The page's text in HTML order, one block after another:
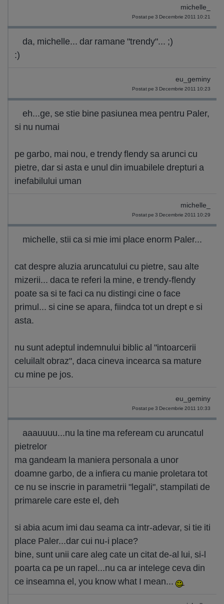
michelle_
Postat pe 3 Decembrie 2011 10:21
da, michelle... dar ramane "trendy"... ;)
:)
eu_geminy
Postat pe 3 Decembrie 2011 10:23
eh...ge, se stie bine pasiunea mea pentru Paler,
si nu numai
pe garbo, mai nou, e trendy flendy sa arunci cu
pietre, dar si asta e unul din imuabilele drepturi a
inefabilului uman
michelle_
Postat pe 3 Decembrie 2011 10:29
michelle, stii ca si mie imi place enorm Paler...
cat despre aluzia aruncatului cu pietre, sau alte
mizerii... daca te referi la mine, e trendy-flendy
poate sa si te faci ca nu distingi cine o face
primul... si cine se apara, fiindca tot un drept e si
asta.
nu sunt adeptul indemnului biblic al "intoarcerii
celuilalt obraz", daca cineva incearca sa mature
cu mine pe jos.
eu_geminy
Postat pe 3 Decembrie 2011 10:33
aaauuuu...nu la tine ma refeream cu aruncatul
pietrelor
ma gandeam la maniera personala a unor
doamne garbo, de a infiera cu manie proletara tot
ce nu se inscrie in parametrii "legali", stampilati de
primarele care este el, deh
si abia acum imi dau seama ca intr-adevar, si tie iti
place Paler...dar cui nu-i place?
bine, sunt unii care aleg cate un citat de-al lui, si-l
poarta ca pe un rapel...nu ca ar intelege ceva din
ce inseamna el, you know what I mean...